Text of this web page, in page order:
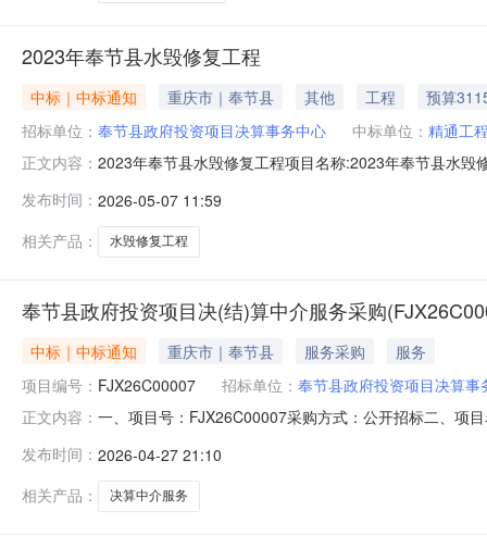
2023年奉节县水毁修复工程
中标｜中标通知 重庆市｜奉节县 其他 工程
预算
招标单位： 奉节县政府投资项目决算事务中心 中标单位： 精通工
正文内容： 2023年奉节县水毁修复工程项目名称:2023年奉节县水
精通工程咨询（重庆）有限公司中选机构联系地址:重庆
发布时间： 2026-05-07 11:59
相关产品：
水毁修复工程
奉节县政府投资项目决(结)算中介服务采购
中标｜中标通知 重庆市｜奉节县 服务采购
服务
项目编号： FJX26C00007 招标单位： 奉节县政府投资项目决算事
正文内容： 一、项目号：FJX26C00007采购方式：公开招标二、项
司供应商地址：浙江省杭州市滨江区浙江省杭州市滨江
限公司供应商地址
发布时间： 2026-04-27 21:10
相关产品：
决算中介服务